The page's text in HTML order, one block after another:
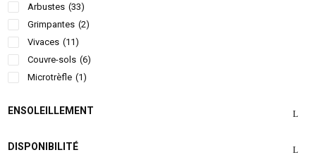
Arbustes (33)
Grimpantes (2)
Vivaces (11)
Couvre-sols (6)
Microtrèfle (1)
ENSOLEILLEMENT
DISPONIBILITÉ